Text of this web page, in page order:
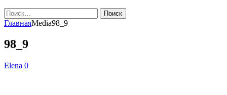
Найти:
ГлавнаяMedia98_9
98_9
Elena 0